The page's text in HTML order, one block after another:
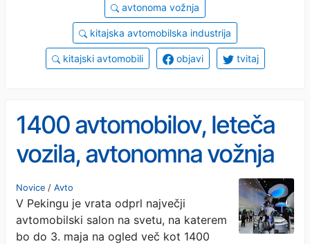
avtonoma vožnja
kitajska avtomobilska industrija
kitajski avtomobili objavi tvitaj
1400 avtomobilov, leteča
vozila, avtonomna vožnja
in humanoidni roboti
Novice / Avto
V Pekingu je vrata odprl največji
avtomobilski salon na svetu, na katerem
bo do 3. maja na ogled več kot 1400